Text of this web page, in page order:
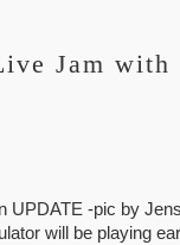
Jam with
UPDATE -pic by
will be playing